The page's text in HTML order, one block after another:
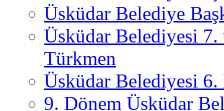
Üsküdar Belediye
Üsküdar Belediyesi
Türkmen
Üsküdar Belediyesi 6.
9. Dönem Üsküdar